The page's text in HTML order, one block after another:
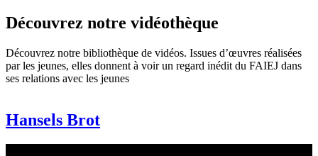
Découvrez notre vidéothèque
Découvrez notre bibliothèque de vidéos. Issues d’œuvres réalisées
par les jeunes, elles donnent à voir un regard inédit du FAIEJ dans
ses relations avec les jeunes
Hansels Brot